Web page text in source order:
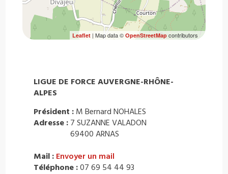
Leaflet| Map data © OpenStreetMapcontributors
LIGUE DE FORCE AUVERGNE-RHÔNE-
ALPES
Président : M Bernard NOHALES
Adresse : 7 SUZANNE VALADON
69400 ARNAS
Mail : Envoyer un mail
Téléphone :07 69 54 44 93